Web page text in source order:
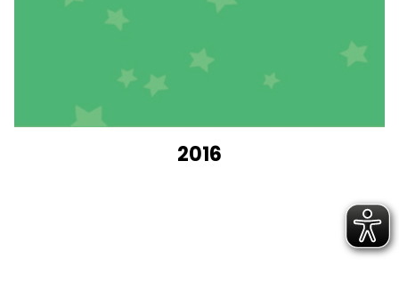
2016